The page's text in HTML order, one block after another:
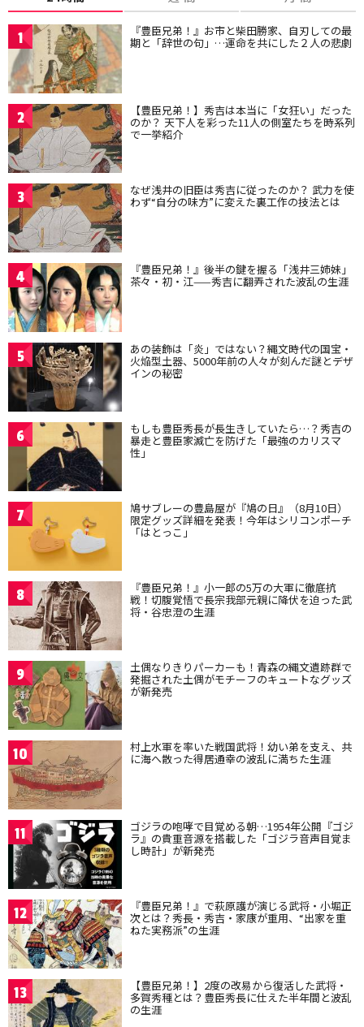
1 『豊臣兄弟！』お市と柴田勝家、自刃しての最
期と「辞世の句」…運命を共にした２人の悲劇
2 【豊臣兄弟！】秀吉は本当に「女狂い」だった
のか？ 天下人を彩った11人の側室たちを時系列
で一挙紹介
3 なぜ浅井の旧臣は秀吉に従ったのか？ 武力を使
わず“自分の味方”に変えた裏工作の技法とは
4 『豊臣兄弟！』後半の鍵を握る「浅井三姉妹」
茶々・初・江——秀吉に翻弄された波乱の生涯
5 あの装飾は「炎」ではない？縄文時代の国宝・
火焔型土器、5000年前の人々が刻んだ謎とデザ
インの秘密
6 もしも豊臣秀長が長生きしていたら…？秀吉の
暴走と豊臣家滅亡を防げた「最強のカリスマ
性」
7 鳩サブレーの豊島屋が『鳩の日』（8月10日）
限定グッズ詳細を発表！今年はシリコンポーチ
「はとっこ」
8 『豊臣兄弟！』小一郎の5万の大軍に徹底抗
戦！切腹覚悟で長宗我部元親に降伏を迫った武
将・谷忠澄の生涯
9 土偶なりきりパーカーも！青森の縄文遺跡群で
発掘された土偶がモチーフのキュートなグッズ
が新発売
10 村上水軍を率いた戦国武将！幼い弟を支え、共
に海へ散った得居通幸の波乱に満ちた生涯
11 ゴジラの咆哮で目覚める朝…1954年公開『ゴジ
ラ』の貴重音源を搭載した「ゴジラ音声目覚ま
し時計」が新発売
12 『豊臣兄弟！』で萩原護が演じる武将・小堀正
次とは？秀長・秀吉・家康が重用、“出家を重
ねた実務派”の生涯
13 【豊臣兄弟！】2度の改易から復活した武将・
多賀秀種とは？豊臣秀長に仕えた半年間と波乱
の生涯